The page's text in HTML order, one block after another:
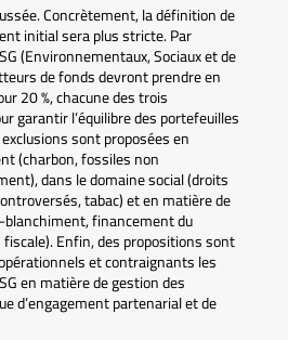
Concrètement, la définition de
initial sera plus stricte. Par
(Environnementaux, Sociaux et de
de fonds devront prendre en
20 %, chacune des trois
garantir l’équilibre des portefeuilles
sont proposées en
(charbon, fossiles non
dans le domaine social (droits
tabac) et en matière de
financement du
Enfin, des propositions sont
et contraignants les
en matière de gestion des
d’engagement partenarial et de